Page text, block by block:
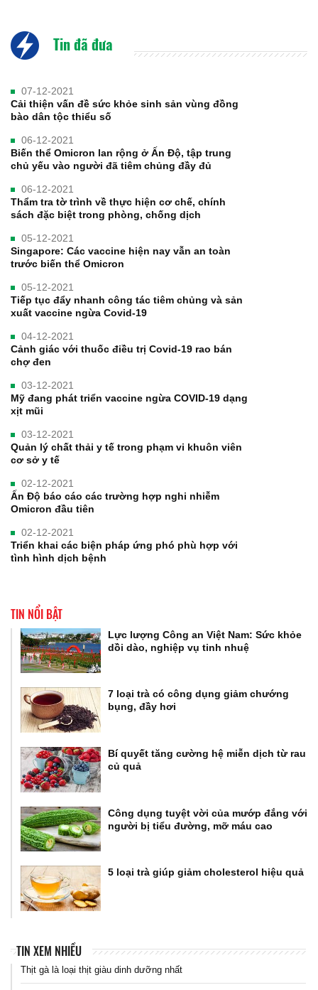
Tin đã đưa
07-12-2021
Cải thiện vấn đề sức khỏe sinh sản vùng đồng
bào dân tộc thiểu số
06-12-2021
Biến thể Omicron lan rộng ở Ấn Độ, tập trung
chủ yếu vào người đã tiêm chủng đầy đủ
06-12-2021
Thẩm tra tờ trình về thực hiện cơ chế, chính
sách đặc biệt trong phòng, chống dịch
05-12-2021
Singapore: Các vaccine hiện nay vẫn an toàn
trước biến thể Omicron
05-12-2021
Tiếp tục đẩy nhanh công tác tiêm chủng và sản
xuất vaccine ngừa Covid-19
04-12-2021
Cảnh giác với thuốc điều trị Covid-19 rao bán
chợ đen
03-12-2021
Mỹ đang phát triển vaccine ngừa COVID-19 dạng
xịt mũi
03-12-2021
Quản lý chất thải y tế trong phạm vi khuôn viên
cơ sở y tế
02-12-2021
Ấn Độ báo cáo các trường hợp nghi nhiễm
Omicron đầu tiên
02-12-2021
Triển khai các biện pháp ứng phó phù hợp với
tình hình dịch bệnh
TIN NỔI BẬT
Lực lượng Công an Việt Nam: Sức khỏe
dồi dào, nghiệp vụ tinh nhuệ
7 loại trà có công dụng giảm chướng
bụng, đầy hơi
Bí quyết tăng cường hệ miễn dịch từ rau
củ quả
Công dụng tuyệt vời của mướp đắng với
người bị tiểu đường, mỡ máu cao
5 loại trà giúp giảm cholesterol hiệu quả
TIN XEM NHIỀU
Thịt gà là loại thịt giàu dinh dưỡng nhất